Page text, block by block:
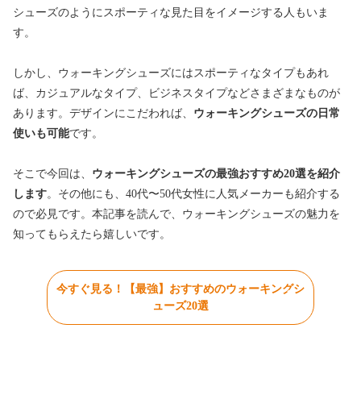
シューズのようにスポーティな見た目をイメージする人もいま
す。
しかし、ウォーキングシューズにはスポーティなタイプもあれ
ば、カジュアルなタイプ、ビジネスタイプなどさまざまなものが
あります。デザインにこだわれば、 ウォーキングシューズの日常
使いも可能です。
そこで今回は、 ウォーキングシューズの最強おすすめ20選を紹介
します。その他にも、40代〜50代女性に人気メーカーも紹介する
ので必見です。本記事を読んで、ウォーキングシューズの魅力を
知ってもらえたら嬉しいです。
今すぐ見る！【最強】おすすめのウォーキングシ
ューズ20選